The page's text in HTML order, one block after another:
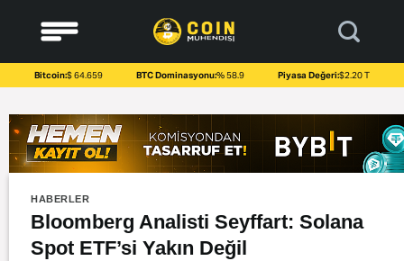
content
Bitcoin:$ 64.659 BTC Dominasyonu:% 58.9 Piyasa Değeri:$2.20 T
HABERLER
Bloomberg Analisti Seyffart: Solana
Spot ETF’si Yakın Değil